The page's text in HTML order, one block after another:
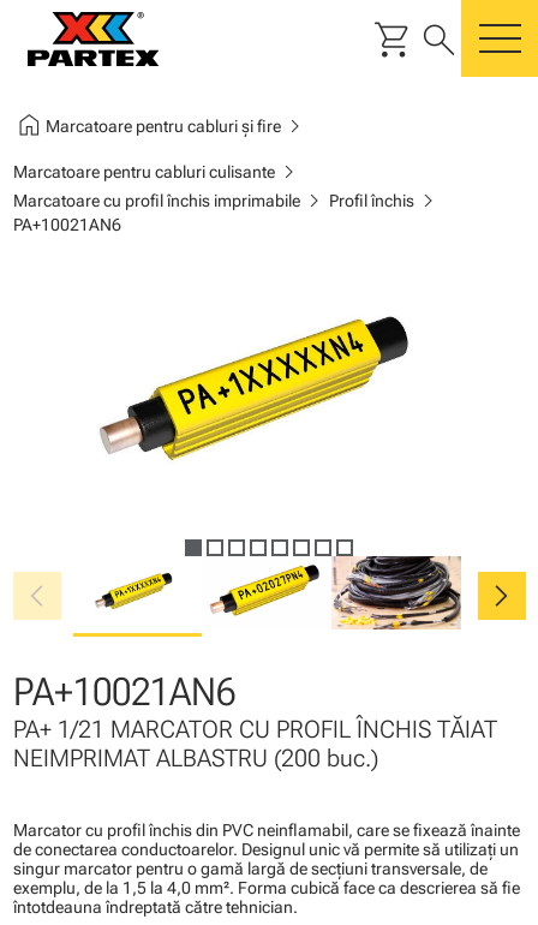
shopping_cart search
home Marcatoare pentru cabluri și firechevron_right
Marcatoare pentru cabluri culisantechevron_right
Marcatoare cu profil închis imprimabilechevron_right Profil închischevron_right
PA+10021AN6
chevron_left chevron_right
PA+10021AN6
PA+ 1/21 MARCATOR CU PROFIL ÎNCHIS TĂIAT
NEIMPRIMAT ALBASTRU (200 buc.)
Marcator cu profil închis din PVC neinflamabil, care se fixează înainte
de conectarea conductoarelor. Designul unic vă permite să utilizaţi un
singur marcator pentru o gamă largă de secţiuni transversale, de
exemplu, de la 1,5 la 4,0 mm². Forma cubică face ca descrierea să fie
întotdeauna îndreptată către tehnician.